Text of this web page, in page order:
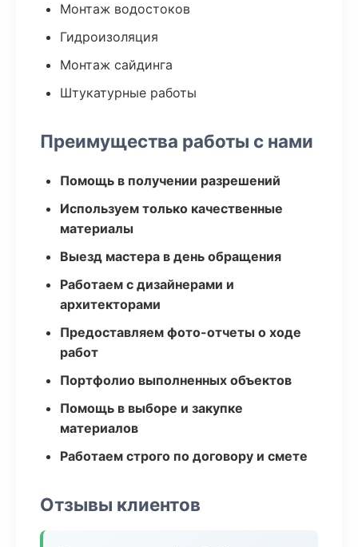
Монтаж водостоков
Гидроизоляция
Монтаж сайдинга
Штукатурные работы
Преимущества работы с нами
Помощь в получении разрешений
Используем только качественные
материалы
Выезд мастера в день обращения
Работаем с дизайнерами и
архитекторами
Предоставляем фото-отчеты о ходе
работ
Портфолио выполненных объектов
Помощь в выборе и закупке
материалов
Работаем строго по договору и смете
Отзывы клиентов